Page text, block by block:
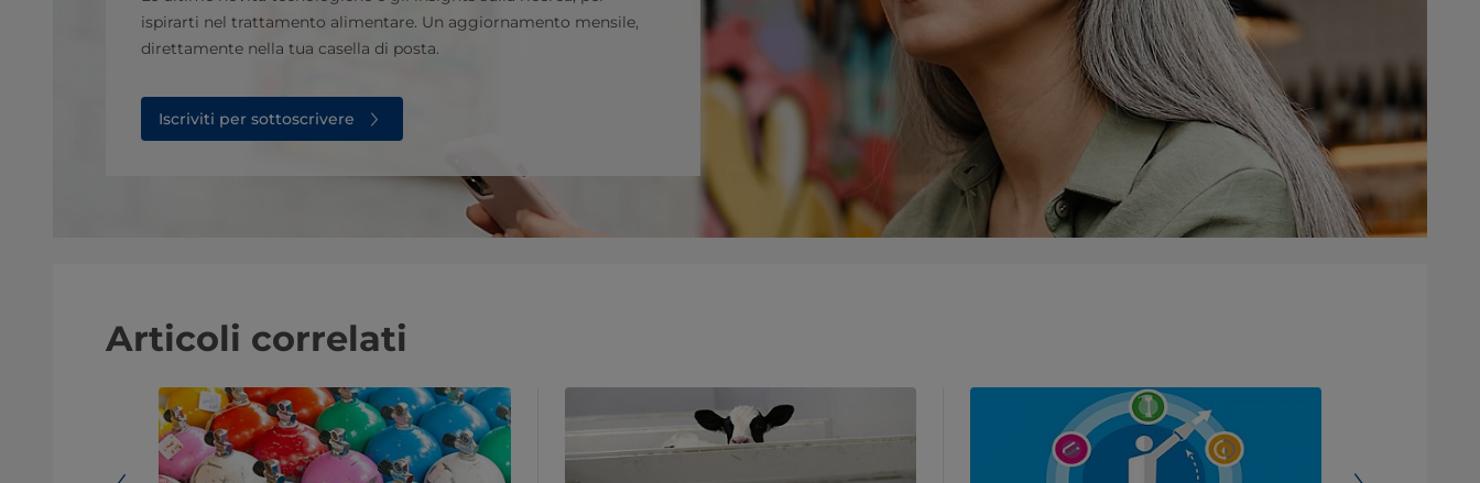
ispirarti nel trattamento alimentare. Un aggiornamento mensile,
direttamente nella tua casella di posta.
Iscriviti per sottoscrivere
Articoli correlati